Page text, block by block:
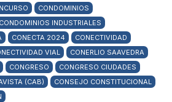
CONDOMINIOS
CONDOMINIOS INDUSTRIALES
CONECTA 2024
CONECTIVIDAD
VIAL
CONERLIO SAAVEDRA
CONGRESO
CONGRESO CIUDADES
(CAB)
CONSEJO CONSTITUCIONAL